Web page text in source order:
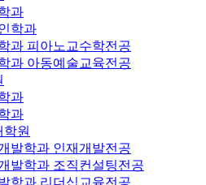
과
학과
과 피아노교수학전공
과 아동예술교육전공
과
과
원
발학과 인재개발전공
발학과 조직컨설팅전공
학과 리더십교육전공